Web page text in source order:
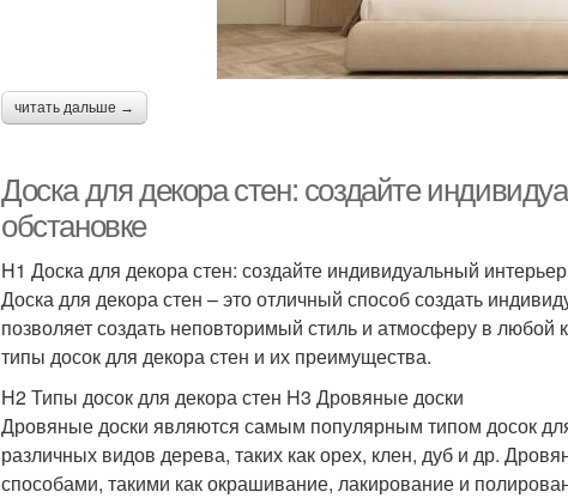
читать дальше →
Доска для декора стен: создайте
обстановке
H1 Доска для декора стен: создайте индивидуальный
Доска для декора стен – это отличный способ создать
позволяет создать неповторимый стиль и атмосферу в
типы досок для декора стен и их преимущества.
H2 Типы досок для декора стен H3 Дровяные доски
Дровяные доски являются самым популярным типом досок
различных видов дерева, таких как орех, клен, дуб и др.
способами, такими как окрашивание, лакирование и